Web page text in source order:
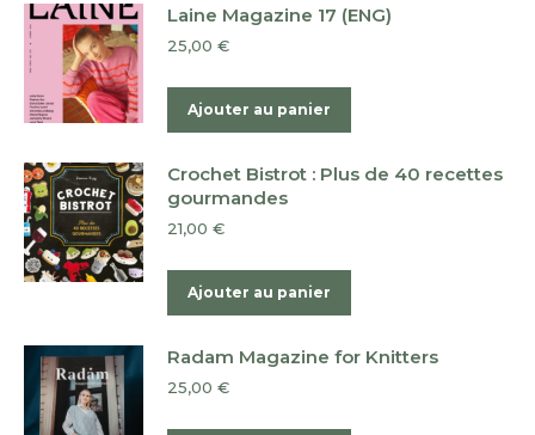
Laine Magazine 17 (ENG)
25,00 €
Ajouter au panier
Crochet Bistrot : Plus de 40 recettes
gourmandes
21,00 €
Ajouter au panier
Radam Magazine for Knitters
25,00 €